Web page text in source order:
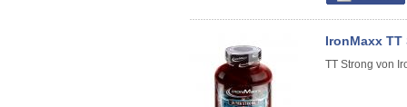
IronMaxx
TT Strong von